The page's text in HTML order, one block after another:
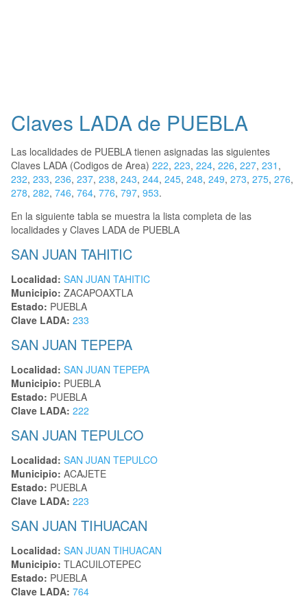
Claves LADA de PUEBLA
Las localidades de PUEBLA tienen asignadas las siguientes
Claves LADA (Codigos de Area) 222, 223, 224, 226, 227, 231 ,
232, 233, 236, 237, 238, 243, 244, 245, 248, 249, 273, 275, 276,
278, 282, 746, 764, 776, 797, 953.
En la siguiente tabla se muestra la lista completa de las
localidades y Claves LADA de PUEBLA
SAN JUAN TAHITIC
Localidad: SAN JUAN TAHITIC
Municipio: ZACAPOAXTLA
Estado: PUEBLA
Clave LADA: 233
SAN JUAN TEPEPA
Localidad: SAN JUAN TEPEPA
Municipio: PUEBLA
Estado: PUEBLA
Clave LADA: 222
SAN JUAN TEPULCO
Localidad: SAN JUAN TEPULCO
Municipio: ACAJETE
Estado: PUEBLA
Clave LADA: 223
SAN JUAN TIHUACAN
Localidad: SAN JUAN TIHUACAN
Municipio: TLACUILOTEPEC
Estado: PUEBLA
Clave LADA: 764